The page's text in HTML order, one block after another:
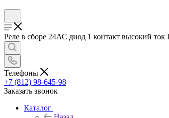
Реле в сборе 24АС диод 1 контакт высокий
Телефоны
+7 (812) 98-645-98
Заказать звонок
Каталог